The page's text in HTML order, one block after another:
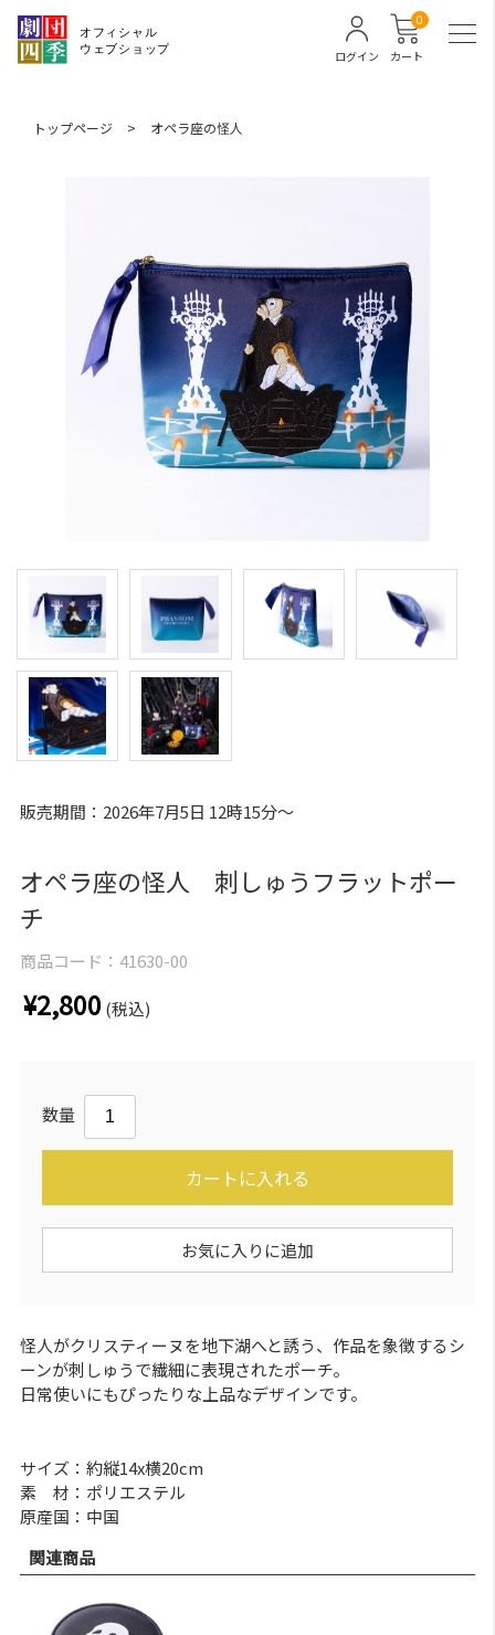
カート
0
ログイン
トップページ > オペラ座の怪人
販売期間：2026年7月5日 12時15分～
オペラ座の怪人 刺しゅうフラットポー
チ
商品コード： 41630-00
¥2,800 (税込)
数量
カートに入れる
お気に入りに追加
怪人がクリスティーヌを地下湖へと誘う、作品を象徴するシ
ーンが刺しゅうで繊細に表現されたポーチ。
日常使いにもぴったりな上品なデザインです。
サイズ：約縦14x横20cm
素 材：ポリエステル
原産国：中国
関連商品